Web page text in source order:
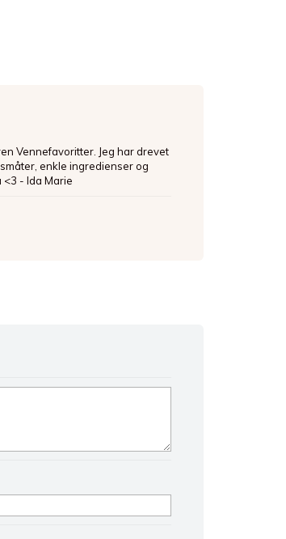
Vennefavoritter. Jeg har drevet
enkle ingredienser og
- Ida Marie